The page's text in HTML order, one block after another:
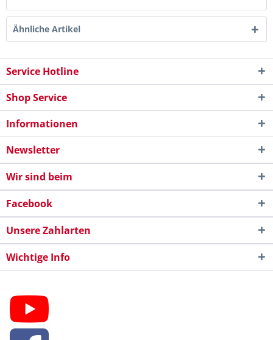
Ähnliche Artikel
Service Hotline
Shop Service
Informationen
Newsletter
Wir sind beim
Facebook
Unsere Zahlarten
Wichtige Info